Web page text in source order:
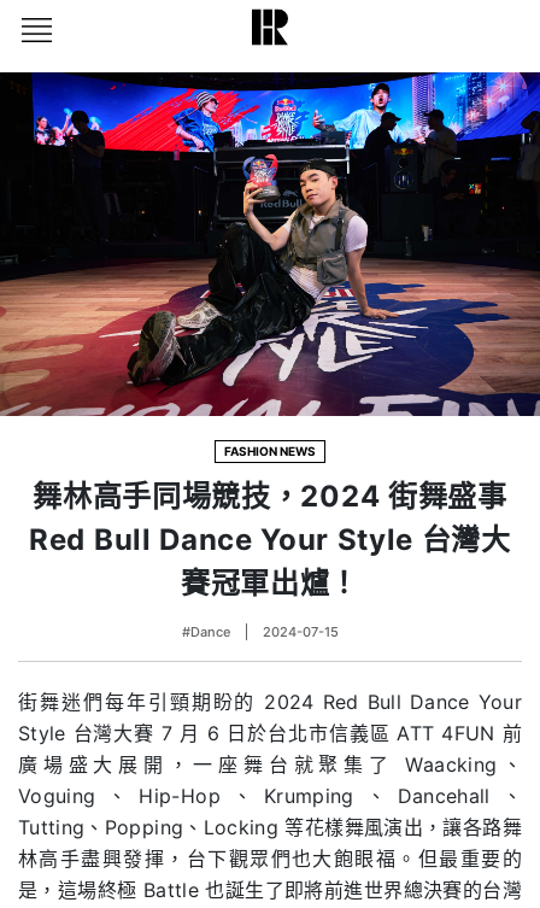
FASHION NEWS
舞林高手同場競技，2024 街舞盛事
Red Bull Dance Your Style 台灣大
賽冠軍出爐！
#Dance 2024-07-15
街舞迷們每年引頸期盼的 2024 Red Bull Dance Your
Style 台灣大賽 7 月 6 日於台北市信義區 ATT 4FUN 前
廣場盛大展開，一座舞台就聚集了 Waacking、
Voguing、Hip-Hop、Krumping、Dancehall、
Tutting、Popping、Locking 等花樣舞風演出，讓各路舞
林高手盡興發揮，台下觀眾們也大飽眼福。但最重要的
是，這場終極 Battle 也誕生了即將前進世界總決賽的台灣